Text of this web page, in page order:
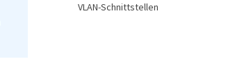
VLAN-Schnittstellen